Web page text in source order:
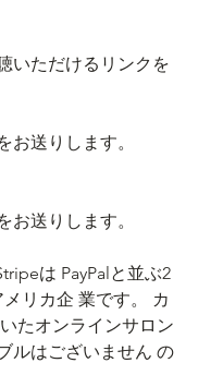
いただけるリンクを
お送りします。
お送りします。
は PayPalと並ぶ2
リカ企 業です。 カ
たオンラインサロン
ルはございません の